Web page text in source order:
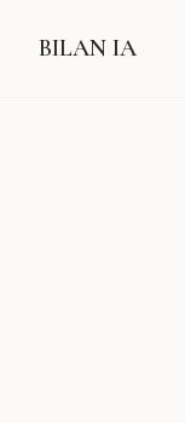
BILAN IA